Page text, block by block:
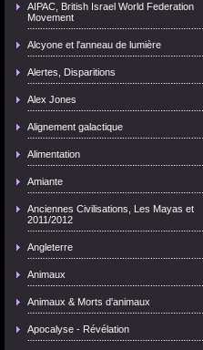
AIPAC, British Israel World Federation
Movement
Alcyone et l'anneau de lumière
Alertes, Disparitions
Alex Jones
Alignement galactique
Alimentation
Amiante
Anciennes Civilisations, Les Mayas et
2011/2012
Angleterre
Animaux
Animaux & Morts d'animaux
Apocalyse - Révélation